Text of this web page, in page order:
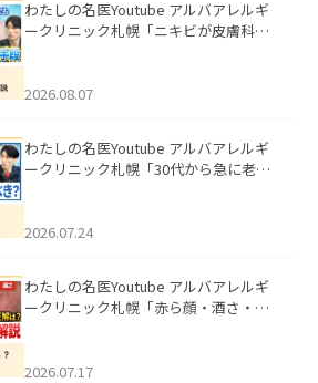
わたしの名医Youtube アルバアレルギ
ークリニック札幌「ニキビが皮膚科で
ました。
2026.08.07
わたしの名医Youtube アルバアレルギ
ークリニック札幌「30代から急に老け
た。
2026.07.24
わたしの名医Youtube アルバアレルギ
ークリニック札幌「赤ら顔・酒さ・ニ
した。
2026.07.17